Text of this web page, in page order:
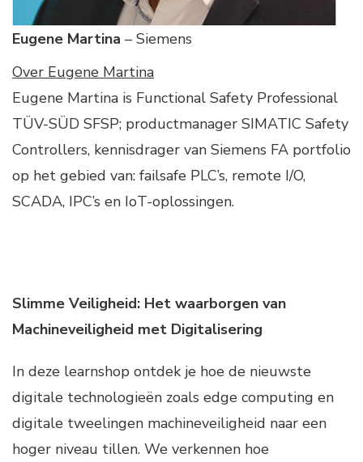
Eugene Martina – Siemens
Over Eugene Martina
Eugene Martina is Functional Safety Professional
TÜV-SÜD SFSP; productmanager SIMATIC Safety
Controllers, kennisdrager van Siemens FA portfolio
op het gebied van: failsafe PLC’s, remote I/O,
SCADA, IPC’s en IoT-oplossingen.
Slimme Veiligheid: Het waarborgen van
Machineveiligheid met Digitalisering
In deze learnshop ontdek je hoe de nieuwste
digitale technologieën zoals edge computing en
digitale tweelingen machineveiligheid naar een
hoger niveau tillen. We verkennen hoe